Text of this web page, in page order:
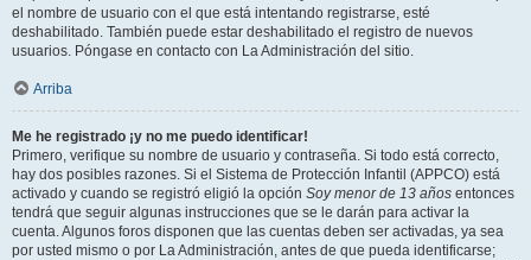
el nombre de usuario con el que está intentando registrarse, esté
deshabilitado. También puede estar deshabilitado el registro de nuevos
usuarios. Póngase en contacto con La Administración del sitio.
Arriba
Me he registrado ¡y no me puedo identificar!
Primero, verifique su nombre de usuario y contraseña. Si todo está correcto,
hay dos posibles razones. Si el Sistema de Protección Infantil (APPCO) está
activado y cuando se registró eligió la opción Soy menor de 13 años entonces
tendrá que seguir algunas instrucciones que se le darán para activar la
cuenta. Algunos foros disponen que las cuentas deben ser activadas, ya sea
por usted mismo o por La Administración, antes de que pueda identificarse;